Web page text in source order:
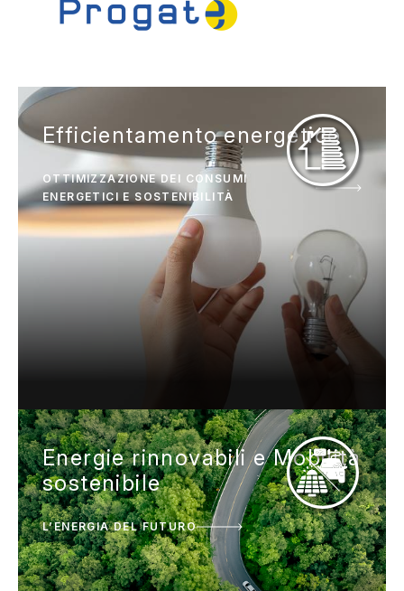
Efficientamento energetico
OTTIMIZZAZIONE DEI CONSUMI
ENERGETICI E SOSTENIBILITÀ
Energie rinnovabili e Mobilità
sostenibile
L’ENERGIA DEL FUTURO